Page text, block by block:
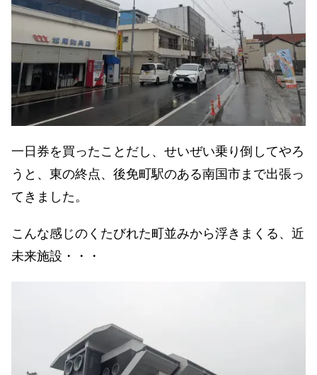
一日券を買ったことだし、せいぜい乗り倒してやろ
うと、東の終点、後免町駅のある南国市まで出張っ
てきました。
こんな感じのくたびれた町並みから浮きまくる、近
未来施設・・・